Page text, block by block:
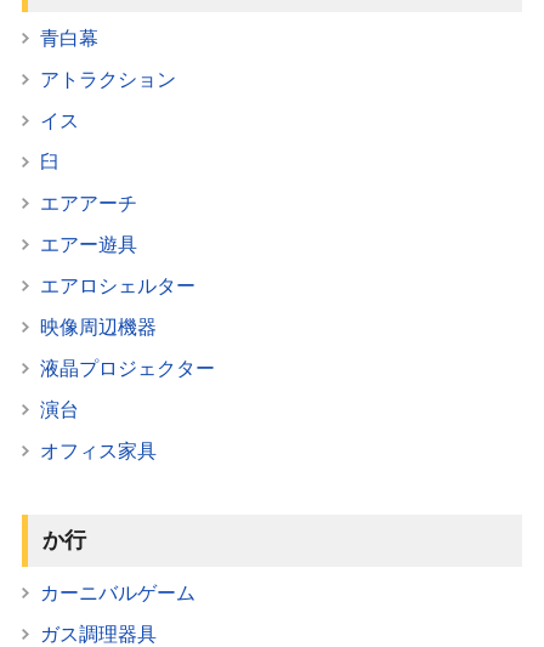
青白幕
アトラクション
イス
臼
エアアーチ
エアー遊具
エアロシェルター
映像周辺機器
液晶プロジェクター
演台
オフィス家具
か行
カーニバルゲーム
ガス調理器具